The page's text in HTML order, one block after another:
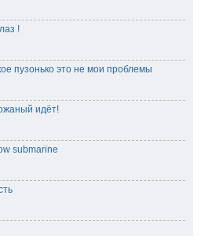
!
пузонько это не мои проблемы
идёт!
submarine